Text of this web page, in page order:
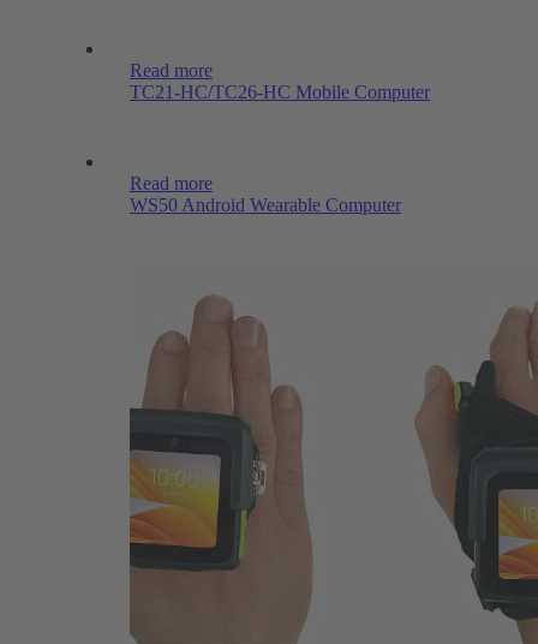
Read more
TC21-HC/TC26-HC Mobile Computer
Read more
WS50 Android Wearable Computer